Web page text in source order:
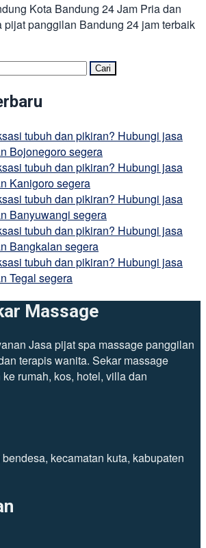
Kota Bandung 24 Jam Pria dan
pijat panggilan Bandung 24 jam terbaik
tubuh dan pikiran? Hubungi jasa
Bojonegoro segera
tubuh dan pikiran? Hubungi jasa
Kanigoro segera
tubuh dan pikiran? Hubungi jasa
Banyuwangi segera
tubuh dan pikiran? Hubungi jasa
Bangkalan segera
tubuh dan pikiran? Hubungi jasa
Tegal segera
Massage
Jasa pijat spa massage panggilan
terapis wanita. Sekar massage
rumah, kos, hotel, villa dan
kecamatan kuta, kabupaten